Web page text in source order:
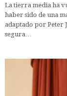
La tierra media ha
haber sido de una
adaptado por Peter
segura…